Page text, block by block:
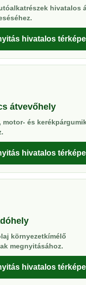
hivatalos
hivatalos
átvevőhely
motor- és
hivatalos
környezetkímélő
megnyitásához.
hivatalos